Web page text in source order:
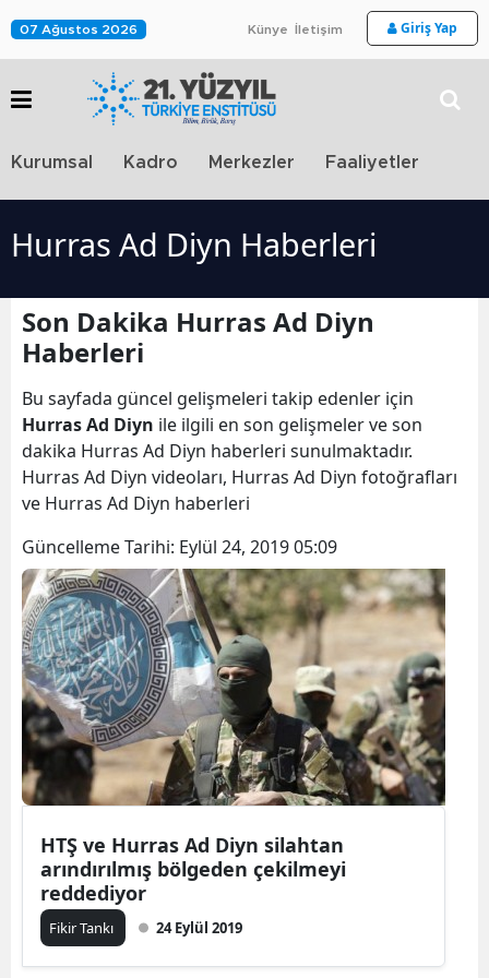
07 Ağustos 2026 Künye İletişim Giriş Yap
Kurumsal Kadro Merkezler Faaliyetler
Hurras Ad Diyn Haberleri
Son Dakika Hurras Ad Diyn
Haberleri
Bu sayfada güncel gelişmeleri takip edenler için
Hurras Ad Diyn ile ilgili en son gelişmeler ve son
dakika Hurras Ad Diyn haberleri sunulmaktadır.
Hurras Ad Diyn videoları, Hurras Ad Diyn fotoğrafları
ve Hurras Ad Diyn haberleri
Güncelleme Tarihi: Eylül 24, 2019 05:09
HTŞ ve Hurras Ad Diyn silahtan
arındırılmış bölgeden çekilmeyi
reddediyor
Fikir Tankı 24 Eylül 2019